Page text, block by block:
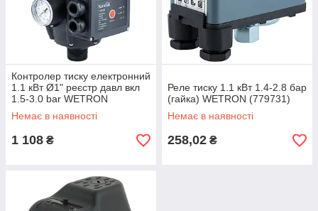
Контролер тиску електронний
1.1 кВт Ø1" реєстр давл вкл
1.5-3.0 bar WETRON
(779735)
Немає в наявності
1 108 ₴
Реле тиску 1.1 кВт 1.4-2.8 бар
(гайка) WETRON (779731)
Немає в наявності
258,02 ₴